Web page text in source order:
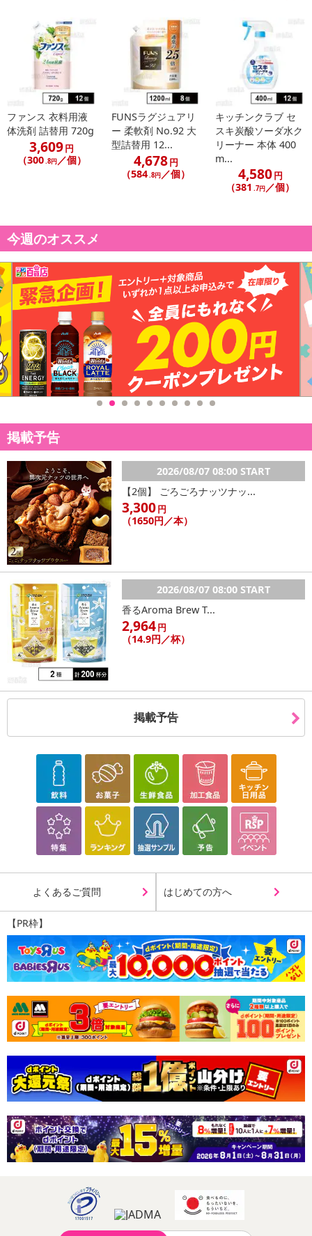
ファンス 衣料用液
体洗剤 詰替用 720g
3,609円
（300.8円／個）
FUNSラグジュアリ
ー 柔軟剤 No.92 大
型詰替用 12...
4,678円
（584.8円／個）
キッチンクラブ セ
スキ炭酸ソーダ水ク
リーナー 本体 400
m...
4,580円
（381 .7円／個）
今週のオススメ
掲載予告
2026/08/07 08:00 START
【2個】 ごろごろナッツナッ...
3,300円
（1650円／本）
2026/08/07 08:00 START
香るAroma Brew T...
2,964円
（14.9円／杯）
掲載予告
よくあるご質問 はじめての方へ
【PR枠】